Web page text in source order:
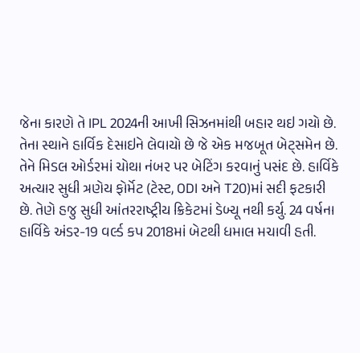
જેના કારણે તે IPL 2024ની આખી સિઝનમાંથી બહાર થઇ ગયો છે.
તેના સ્થાને હાર્વિક દેસાઇને લેવાયો છે જે એક મજબૂત બેટ્સમેન છે.
તેને મિડલ ઓર્ડરમાં ચોથા નંબર પર બેટિંગ કરવાનું પસંદ છે. હાર્વિકે
અત્યાર સુધી ત્રણેય ફોર્મેટ (ટેસ્ટ, ODI અને T20)માં સદી ફટકારી
છે. તેણે હજુ સુધી આંતરરાષ્ટ્રીય ક્રિકેટમાં ડેબ્યૂ નથી કર્યુ. 24 વર્ષના
હાર્વિકે અંડર-19 વર્લ્ડ કપ 2018માં બેટથી ધમાલ મચાવી હતી.